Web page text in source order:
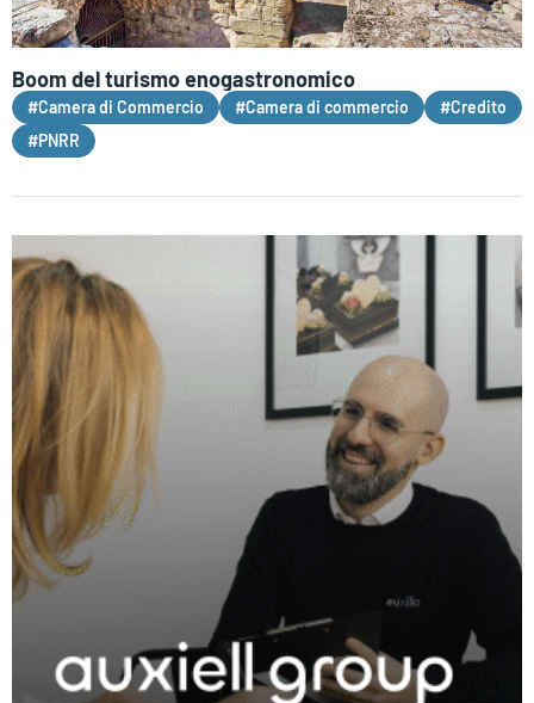
Boom del turismo enogastronomico
#Camera di Commercio #Camera di commercio
#Credito
#PNRR